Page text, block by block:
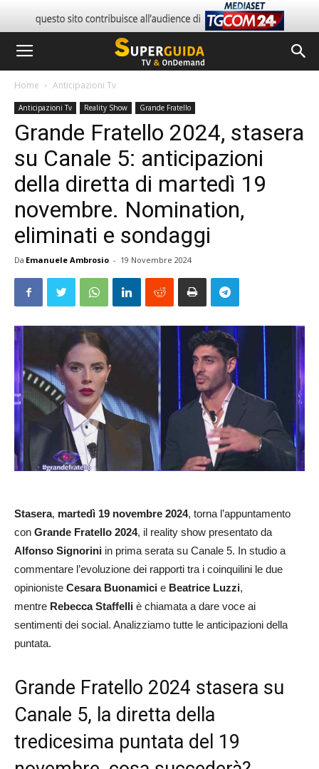
Home Anticipazioni Tv
Anticipazioni Tv Reality Show Grande Fratello
Grande Fratello 2024, stasera
su Canale 5: anticipazioni
della diretta di martedì 19
novembre. Nomination,
eliminati e sondaggi
Da Emanuele Ambrosio - 19 Novembre 2024
Stasera, martedì 19 novembre 2024, torna l’appuntamento
con Grande Fratello 2024, il reality show presentato da
Alfonso Signorini in prima serata su Canale 5. In studio a
commentare l’evoluzione dei rapporti tra i coinquilini le due
opinioniste Cesara Buonamici e Beatrice Luzzi,
mentre Rebecca Staffelli è chiamata a dare voce ai
sentimenti dei social. Analizziamo tutte le anticipazioni della
puntata.
Grande Fratello 2024 stasera su
Canale 5, la diretta della
tredicesima puntata del 19